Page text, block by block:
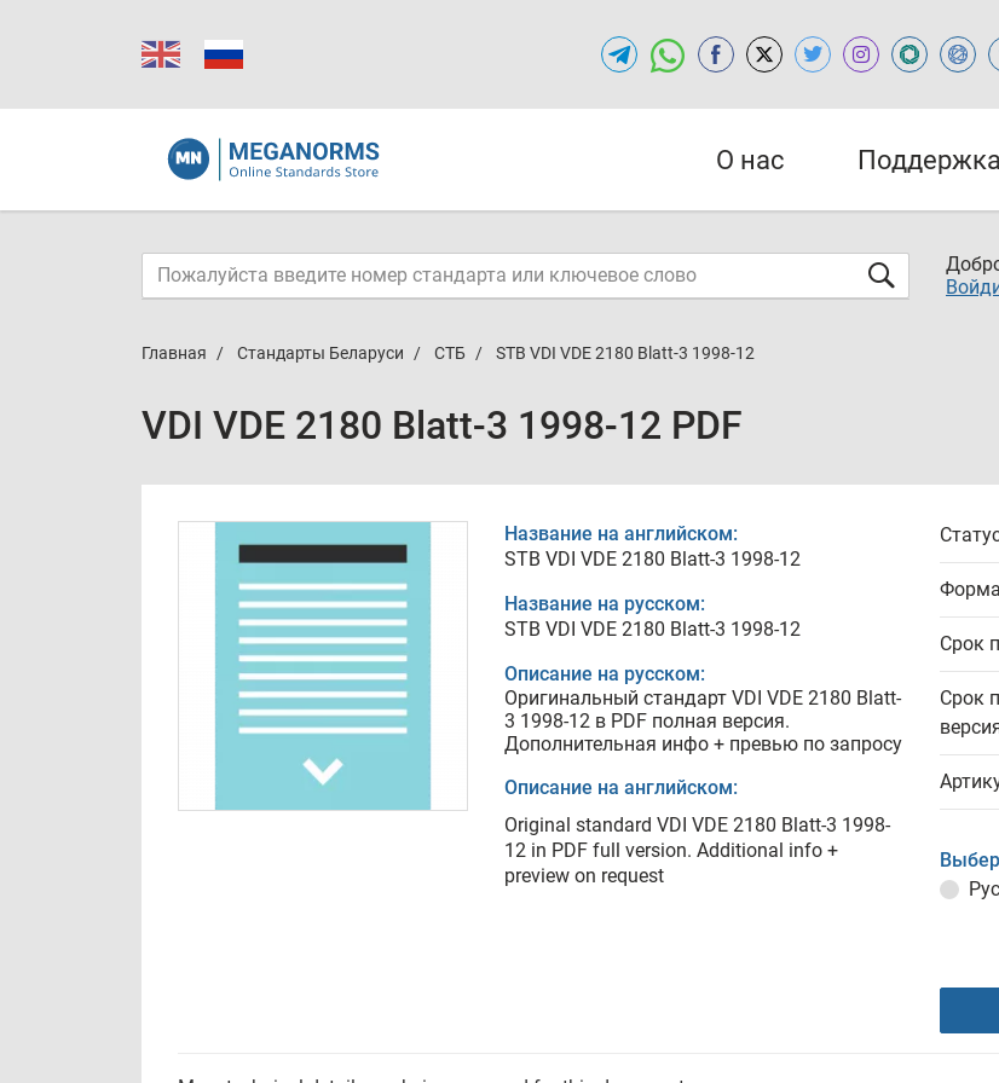
О нас
Главная Стандарты Беларуси СТБ STB VDI VDE 2180 Blatt-3 1998-12
VDI VDE 2180 Blatt-3 1998-12 PDF
Название на английском:
STB VDI VDE 2180 Blatt-3 1998-12
Название на русском:
STB VDI VDE 2180 Blatt-3 1998-12
Описание на русском:
Оригинальный стандарт VDI VDE 2180 Blatt-
3 1998-12 в PDF полная версия.
Дополнительная инфо + превью по запросу
Описание на английском:
Original standard VDI VDE 2180 Blatt-3 1998-
12 in PDF full version. Additional info +
preview on request
Срок
Срок